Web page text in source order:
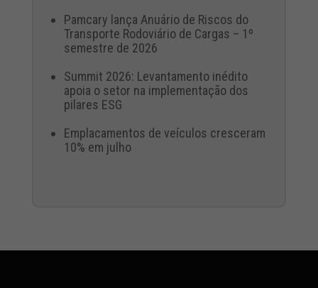
Pamcary lança Anuário de Riscos do
Transporte Rodoviário de Cargas – 1º
semestre de 2026
Summit 2026: Levantamento inédito
apoia o setor na implementação dos
pilares ESG
Emplacamentos de veículos cresceram
10% em julho